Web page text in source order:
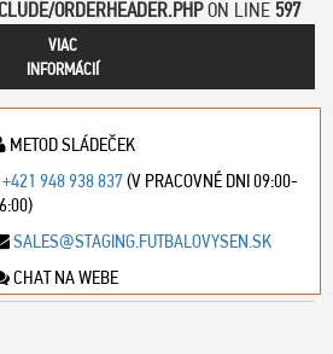
ORDERHEADER.PHPON LINE 597
VIAC
INFORMÁCIÍ
METOD SLÁDEČEK
+421 948 938 837(V PRACOVNÉ DNI 09:00-
SALES@STAGING.FUTBALOVYSEN.SK
CHAT NA WEBE